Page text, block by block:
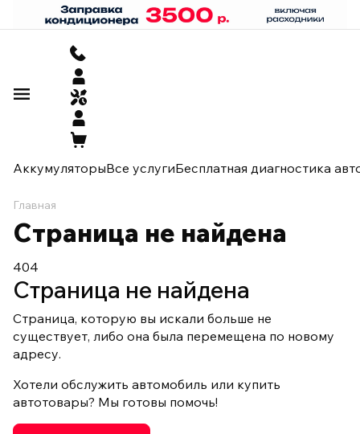
АккумуляторыВсе услугиБесплатная диагностика
Главная
Страница не найдена
404
Страница не найдена
Страница, которую вы искали больше не
существует, либо она была перемещена по новому
адресу.
Хотели обслужить автомобиль или купить
автотовары? Мы готовы помочь!